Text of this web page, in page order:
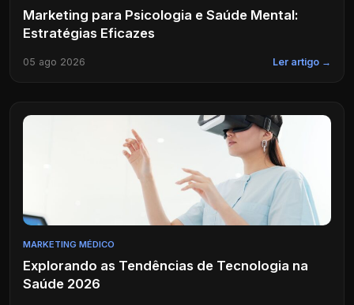
Marketing para Psicologia e Saúde Mental:
Estratégias Eficazes
05 ago 2026 Ler artigo →
MARKETING MÉDICO
Explorando as Tendências de Tecnologia na
Saúde 2026